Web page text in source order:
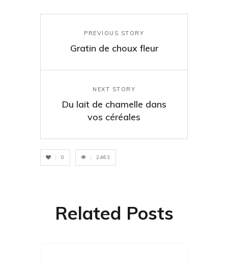
PREVIOUS STORY
Gratin de choux fleur
NEXT STORY
Du lait de chamelle dans
vos céréales
0 2463
Related Posts